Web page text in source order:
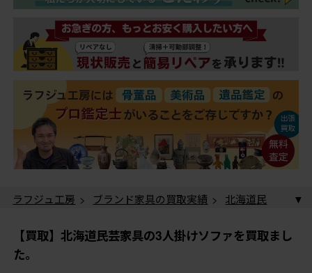
ラフジュ工房 > ブランド家具の買取実績 >
北海道民
ソファを買取ました。
【買取】北海道民芸家具の3人掛けソファを買取まし
た。